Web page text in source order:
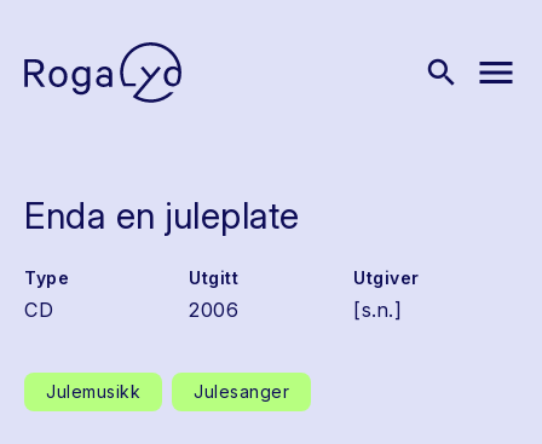
search menu
Enda en juleplate
Type
CD
Utgitt
2006
Utgiver
[s.n.]
Julemusikk Julesanger